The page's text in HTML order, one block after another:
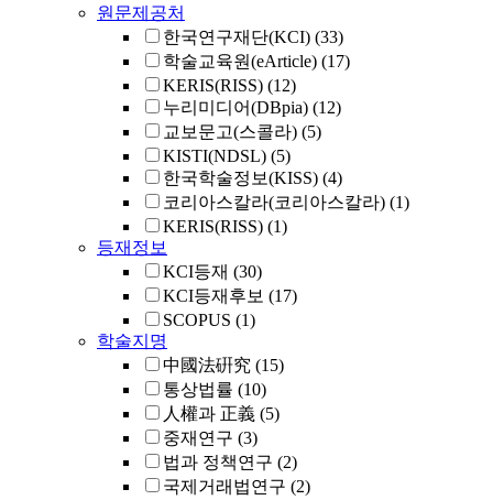
원문제공처
한국연구재단(KCI) (33)
학술교육원(eArticle) (17)
KERIS(RISS) (12)
누리미디어(DBpia) (12)
교보문고(스콜라) (5)
KISTI(NDSL) (5)
한국학술정보(KISS) (4)
코리아스칼라(코리아스칼라) (1)
KERIS(RISS) (1)
등재정보
KCI등재 (30)
KCI등재후보 (17)
SCOPUS (1)
학술지명
中國法硏究 (15)
통상법률 (10)
人權과 正義 (5)
중재연구 (3)
법과 정책연구 (2)
국제거래법연구 (2)